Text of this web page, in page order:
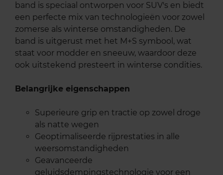
band is speciaal ontworpen voor SUV's en biedt
een perfecte mix van technologieën voor zowel
zomerse als winterse omstandigheden. De
band is uitgerust met het M+S symbool, wat
staat voor modder en sneeuw, waardoor deze
ook uitstekend presteert in winterse condities.
Belangrijke eigenschappen
Superieure grip en tractie op zowel droge
als natte wegen
Geoptimaliseerde rijprestaties in alle
weersomstandigheden
Geavanceerde
geluidsdempingstechnologie voor een